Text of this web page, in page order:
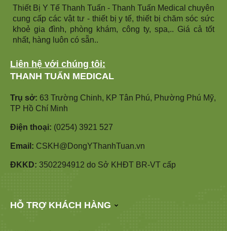
Thiết Bị Y Tế Thanh Tuấn - Thanh Tuấn Medical chuyên
cung cấp các vật tư - thiết bị y tế, thiết bị chăm sóc sức
khoẻ gia đình, phòng khám, công ty, spa,.. Giá cả tốt
nhất, hàng luôn có sẵn..
Liên hệ với chúng tôi:
THANH TUẤN MEDICAL
Trụ sở: 63 Trường Chinh, KP Tân Phú, Phường Phú Mỹ,
TP Hồ Chí Minh
Điện thoại: (0254) 3921 527
Email: CSKH@DongYThanhTuan.vn
ĐKKD: 3502294912 do Sở KHĐT BR-VT cấp
HỖ TRỢ KHÁCH HÀNG